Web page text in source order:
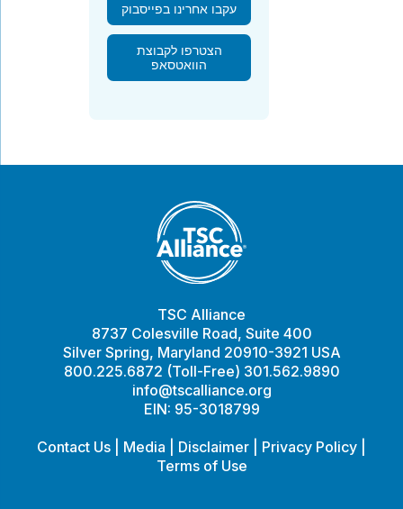
עקבו אחרינו בפייסבוק
הצטרפו לקבוצת
הוואטסאפ
TSC Alliance
8737 Colesville Road, Suite 400
Silver Spring, Maryland 20910-3921 USA
800.225.6872 (Toll-Free) 301.562.9890
info@tscalliance.org
EIN: 95-3018799
Contact Us Media Disclaimer Privacy Policy
Terms of Use